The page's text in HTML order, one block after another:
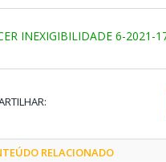
INEXIGIBILIDADE 6-2021-
RELACIONADO